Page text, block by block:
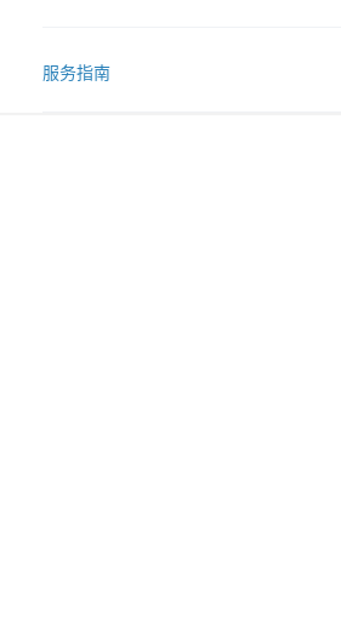
服务指南